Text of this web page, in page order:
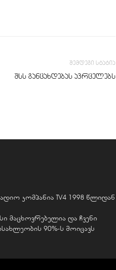
შემდეგი სტატია
შსს განცახდებას ავრცელებს
კომპანია TV4 1998 წლიდან
მაცხოვრებელია და ჩვენი
90%-ს მოიცავს